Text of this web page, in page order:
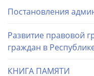
Постановления
Развитие правовой
граждан в
КНИГА ПАМЯТИ